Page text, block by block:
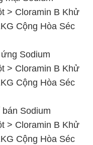
> Cloramin B Khử
Cộng Hòa Séc
Sodium
> Cloramin B Khử
Cộng Hòa Séc
Sodium
> Cloramin B Khử
Cộng Hòa Séc